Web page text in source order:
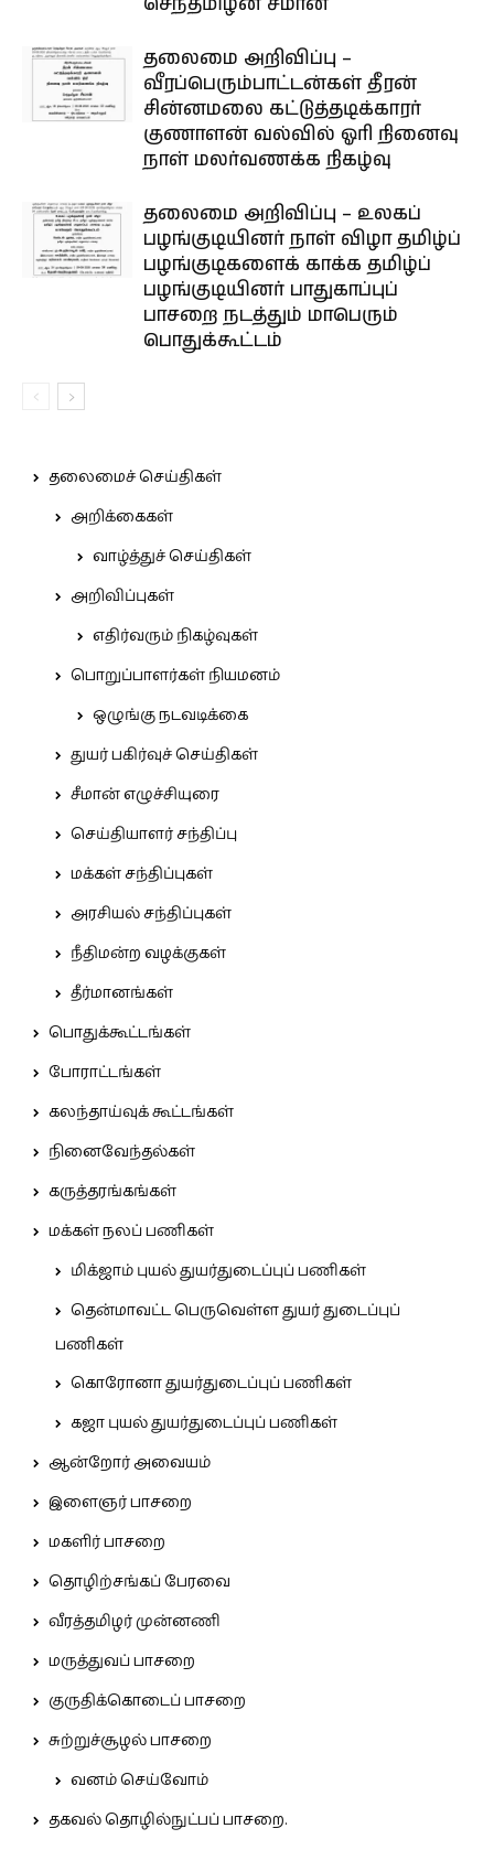
தலைமை அறிவிப்பு –
வீரப்பெரும்பாட்டன்கள் தீரன்
சின்னமலை கட்டுத்தடிக்காரர்
குணாளன் வல்வில் ஓரி நினைவு
நாள் மலர்வணக்க நிகழ்வு
தலைமை அறிவிப்பு – உலகப்
பழங்குடியினர் நாள் விழா தமிழ்ப்
பழங்குடிகளைக் காக்க தமிழ்ப்
பழங்குடியினர் பாதுகாப்புப்
பாசறை நடத்தும் மாபெரும்
பொதுக்கூட்டம்
தலைமைச் செய்திகள்
அறிக்கைகள்
வாழ்த்துச் செய்திகள்
அறிவிப்புகள்
எதிர்வரும் நிகழ்வுகள்
பொறுப்பாளர்கள் நியமனம்
ஒழுங்கு நடவடிக்கை
துயர் பகிர்வுச் செய்திகள்
சீமான் எழுச்சியுரை
செய்தியாளர் சந்திப்பு
மக்கள் சந்திப்புகள்
அரசியல் சந்திப்புகள்
நீதிமன்ற வழக்குகள்
தீர்மானங்கள்
பொதுக்கூட்டங்கள்
போராட்டங்கள்
கலந்தாய்வுக் கூட்டங்கள்
நினைவேந்தல்கள்
கருத்தரங்கங்கள்
மக்கள் நலப் பணிகள்
மிக்ஜாம் புயல் துயர்துடைப்புப் பணிகள்
தென்மாவட்ட பெருவெள்ள துயர் துடைப்புப்
பணிகள்
கொரோனா துயர்துடைப்புப் பணிகள்
கஜா புயல் துயர்துடைப்புப் பணிகள்
ஆன்றோர் அவையம்
இளைஞர் பாசறை
மகளிர் பாசறை
தொழிற்சங்கப் பேரவை
வீரத்தமிழர் முன்னணி
மருத்துவப் பாசறை
குருதிக்கொடைப் பாசறை
சுற்றுச்சூழல் பாசறை
வனம் செய்வோம்
தகவல் தொழில்நுட்பப் பாசறை.